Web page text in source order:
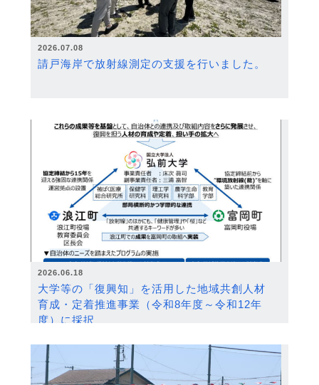
2026.07.08
請戸海岸で放射線測定の支援を行いました。
2026.06.18
大学等の「復興知」を活用した地域共創人材
育成・定着推進事業（令和8年度～令和12年
度）に採択